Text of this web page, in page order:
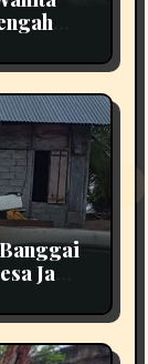
Jadi